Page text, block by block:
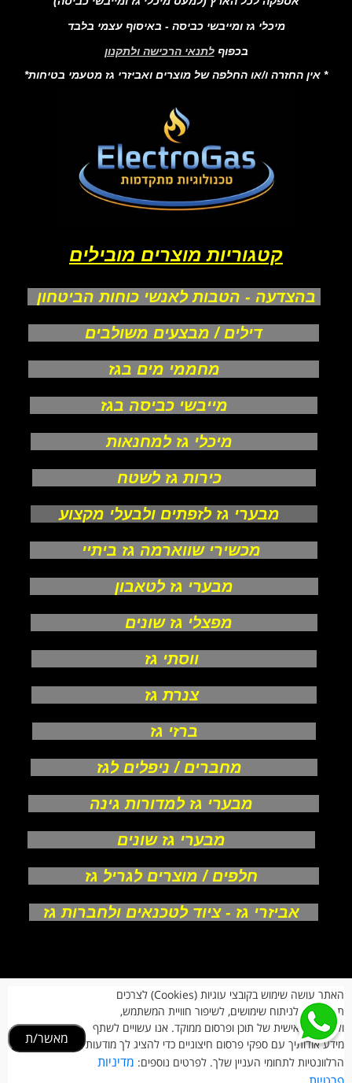
מיכלי גז ומייבשי כביסה - באיסוף עצמי בלבד
בכפוף לתנאי הרכישה ולתקנון
* אין החזרה ו/או החלפה של מוצרים ואביזרי גז מטעמי בטיחות*
קטגוריות מוצרים מובילים
בהצדעה - הטבות לאנשי כוחות הביטחון
דילים / מבצעים משולבים
מחממי מים בגז
מייבשי כביסה בגז
מיכלי גז למחנאות
כירות גז לשטח
מבערי גז לזפתים ולבעלי מקצוע
מכשירי שווארמה גז ביתיי
מבערי גז לטאבון
מפצלי גז שונים
ווסתי גז
צנרת גז
ברזי גז
מחברים / ניפלים לגז
מבערי גז למדורות גינה
מבערי גז שונים
חלפים / מוצרים לגריל גז
אביזרי גז - ציוד לטכנאים ולחברות גז
צור קשר
תקנון חנות
מעקב הזמנות
החזרות וביטולים
הרשמת לקוחות
הצהרת נגישות
האתר עושה שימוש בקובצי עוגיות (Cookies) לצרכים
תפעוליים, לניתוח שימושים, לשיפור חוויית המשתמש,
ולהתאמה אישית של תוכן ופרסום ממוקד. אנו עשויים לשתף
מידע אודותיך עם ספקי פרסום חיצוניים כדי להציג לך מודעות
הרלוונטיות לתחומי העניין שלך. לפרטים נוספים: מדיניות
מאשר/ת